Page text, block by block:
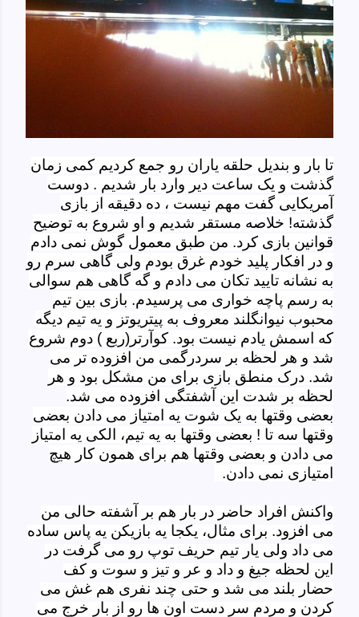
تا بار و بندیل حلقه یاران رو جمع کردیم کمی زمان
گذشت و یک ساعت دیر وارد بار شدیم . دوست
آمریکایی گفت مهم نیست ، ده دقیقه از بازی
گذشته! خلاصه مستقر شدیم و او شروع به توضیح
قوانین بازی کرد. من طبق معمول گوش نمی دادم
و در افکار پلید خودم غرق بودم ولی گاهی سرم رو
به نشانه تایید تکان می دادم و گه گاهی هم سوالی
به رسم پاچه خواری می پرسیدم. بازی بین تیم
محبوب نیوانگلند معروف به پیتریوتز و یه تیم دیگه
که اسمش یادم نیست بود. کوآرتر(ربع ) دوم شروع
شد و هر لحظه بر سردرگمی من افزوده تر می
شد. درک منطق بازی برای من مشکل بود و هر
لحظه بر شدت این آشفتگی افزوده می شد.
بعضی وقتها به یک شوت یه امتیاز می دادن بعضی
وقتها سه تا ! بعضی وقتها به یه تیم، الکی یه امتیاز
می دادن و بعضی وقتها هم برای همون کار هیچ
امتیازی نمی دادن.
واکنش افراد حاضر در بار هم بر آشفته حالی من
می افزود. برای مثال، یکجا یه بازیکن یه پاس ساده
می داد ولی یار تیم حریف توپ رو می گرفت در
این لحظه جیغ و داد و عر و تیز و سوت و کف
حضار بلند می شد و حتی چند نفری هم غش می
کردن و مردم سر دست اون ها رو از بار خرج می